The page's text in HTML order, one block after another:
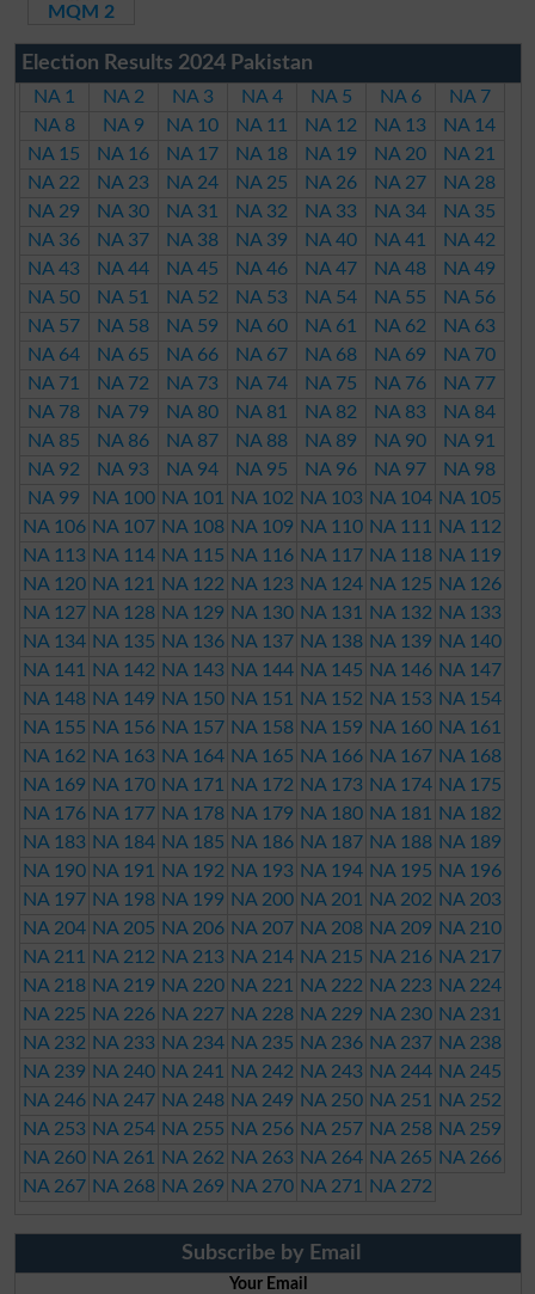
MQM 2
Election Results 2024 Pakistan
NA 1 NA 2 NA 3 NA 4 NA 5 NA 6
NA 7
NA 8
NA 9 NA 10 NA 11 NA 12 NA 13
NA 14
NA 15
NA 16 NA 17 NA 18 NA 19 NA 20
NA 21
NA 22
NA 23 NA 24 NA 25 NA 26 NA 27
NA 28
NA 29
NA 30 NA 31 NA 32 NA 33 NA 34
NA 35
NA 36
NA 37 NA 38 NA 39 NA 40 NA 41
NA 42
NA 43
NA 44 NA 45 NA 46 NA 47 NA 48
NA 49
NA 50
NA 51 NA 52 NA 53 NA 54 NA 55
NA 56
NA 57
NA 58 NA 59 NA 60 NA 61 NA 62
NA 63
NA 64
NA 65 NA 66 NA 67 NA 68 NA 69
NA 70
NA 71
NA 72 NA 73 NA 74 NA 75 NA 76
NA 77
NA 78
NA 79 NA 80 NA 81 NA 82 NA 83
NA 84
NA 85
NA 86 NA 87 NA 88 NA 89 NA 90
NA 91
NA 92
NA 93 NA 94 NA 95 NA 96 NA 97
NA 98
NA 99
NA 100 NA 101 NA 102 NA 103 NA 104 NA 105
NA 106 NA 107 NA 108 NA 109 NA 110 NA 111
NA 112
NA 113 NA 114 NA 115 NA 116 NA 117 NA 118 NA 119
NA 120 NA 121 NA 122 NA 123 NA 124 NA 125 NA 126
NA 127 NA 128 NA 129 NA 130 NA 131 NA 132 NA 133
NA 134 NA 135 NA 136 NA 137 NA 138 NA 139 NA 140
NA 141
NA 142 NA 143 NA 144 NA 145 NA 146 NA 147
NA 148 NA 149 NA 150 NA 151 NA 152 NA 153 NA 154
NA 155 NA 156 NA 157 NA 158 NA 159 NA 160 NA 161
NA 162 NA 163 NA 164 NA 165 NA 166 NA 167 NA 168
NA 169 NA 170 NA 171 NA 172 NA 173 NA 174 NA 175
NA 176 NA 177 NA 178 NA 179 NA 180 NA 181
NA 182
NA 183 NA 184 NA 185 NA 186 NA 187 NA 188 NA 189
NA 190 NA 191 NA 192 NA 193 NA 194 NA 195 NA 196
NA 197 NA 198 NA 199 NA 200 NA 201 NA 202 NA 203
NA 204 NA 205 NA 206 NA 207 NA 208 NA 209 NA 210
NA 211
NA 212 NA 213 NA 214 NA 215 NA 216 NA 217
NA 218 NA 219 NA 220 NA 221 NA 222 NA 223 NA 224
NA 225 NA 226 NA 227 NA 228 NA 229 NA 230 NA 231
NA 232 NA 233 NA 234 NA 235 NA 236 NA 237 NA 238
NA 239 NA 240 NA 241 NA 242 NA 243 NA 244 NA 245
NA 246 NA 247 NA 248 NA 249 NA 250 NA 251
NA 252
NA 253 NA 254 NA 255 NA 256 NA 257 NA 258 NA 259
NA 260 NA 261 NA 262 NA 263 NA 264 NA 265 NA 266
NA 267 NA 268 NA 269 NA 270 NA 271 NA 272
Subscribe by Email
Your Email